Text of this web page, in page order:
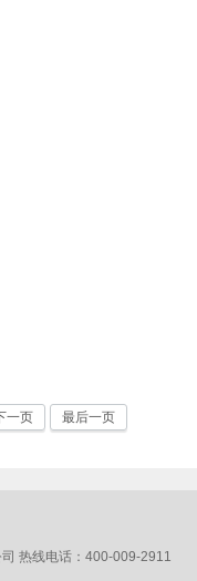
一页 最后一页
热线电话：400-009-2911